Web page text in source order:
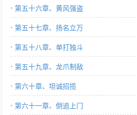
第五十六章、黄风强盗
第五十七章、扬名立万
第五十八章、单打独斗
第五十九章、龙爪制敌
第六十章、坦诚招揽
第六十一章、倒追上门